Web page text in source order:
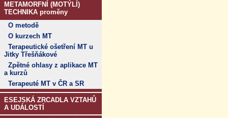
METAMORFNÍ (MOTÝLÍ)
TECHNIKA proměny
O metodě
O kurzech MT
Terapeutické ošetření MT u
Jitky Třešňákové
Zpětné ohlasy z aplikace MT
a kurzů
Terapeuté MT v ČR a SR
ESEJSKÁ ZRCADLA VZTAHŮ
A UDÁLOSTÍ